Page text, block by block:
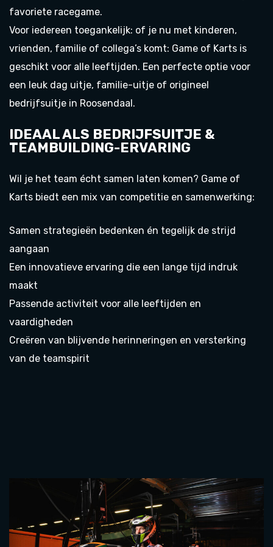
favoriete racegame.
Voor iedereen toegankelijk: of je nu met kinderen,
vrienden, familie of collega’s komt: Game of Karts is
geschikt voor alle leeftijden. Een perfecte optie voor
een leuk dag uitje, familie-uitje of origineel
bedrijfsuitje in Roosendaal.
IDEAAL ALS BEDRIJFSUITJE &
TEAMBUILDING-ERVARING
Wil je het team écht samen laten komen? Game of
Karts biedt een mix van competitie en samenwerking:
Samen strategieën bedenken én tegelijk de strijd
aangaan
Een innovatieve ervaring die een lange tijd indruk
maakt
Passende activiteit voor alle leeftijden en
vaardigheden
Creëren van blijvende herinneringen en versterking
van de teamspirit